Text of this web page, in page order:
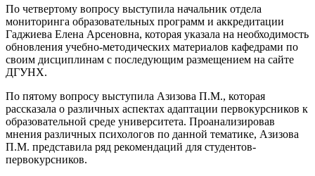
По четвертому вопросу выступила начальник отдела
мониторинга образовательных программ и аккредитации
Гаджиева Елена Арсеновна, которая указала на необходимость
обновления учебно-методических материалов кафедрами по
своим дисциплинам с последующим размещением на сайте
ДГУНХ.
По пятому вопросу выступила Азизова П.М., которая
рассказала о различных аспектах адаптации первокурсников к
образовательной среде университета. Проанализировав
мнения различных психологов по данной тематике, Азизова
П.М. представила ряд рекомендаций для студентов-
первокурсников.